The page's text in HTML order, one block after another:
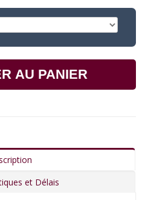
AU PANIER
et Délais